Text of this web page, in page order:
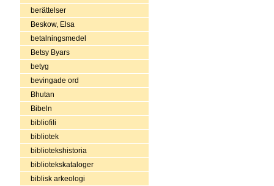
berättelser
Beskow, Elsa
betalningsmedel
Betsy Byars
betyg
bevingade ord
Bhutan
Bibeln
bibliofili
bibliotek
bibliotekshistoria
bibliotekskataloger
biblisk arkeologi